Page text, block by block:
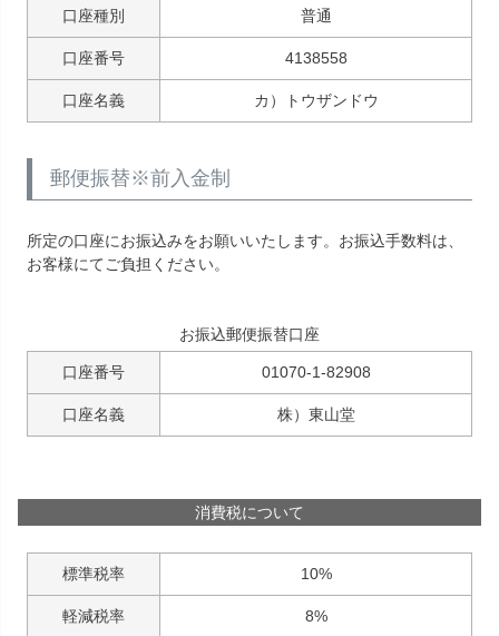
口座種別 普通
口座番号 4138558
口座名義 カ）トウザンドウ
郵便振替※前入金制
所定の口座にお振込みをお願いいたします。お振込手数料は、
お客様にてご負担ください。
お振込郵便振替口座
口座番号 01070-1-82908
口座名義 株）東山堂
消費税について
標準税率 10%
軽減税率 8%